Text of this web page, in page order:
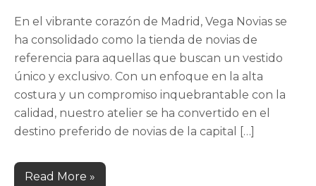
En el vibrante corazón de Madrid, Vega Novias se
ha consolidado como la tienda de novias de
referencia para aquellas que buscan un vestido
único y exclusivo. Con un enfoque en la alta
costura y un compromiso inquebrantable con la
calidad, nuestro atelier se ha convertido en el
destino preferido de novias de la capital […]
Read More »